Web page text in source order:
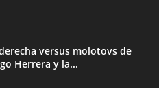
versus molotovs de
Herrera y la...